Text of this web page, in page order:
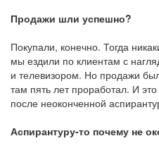
Продажи шли успешно?
Покупали, конечно. Тогда
мы ездили по клиентам с
и телевизором. Но продажи
там пять лет проработал. И
после неоконченной
Аспирантуру-то почему не